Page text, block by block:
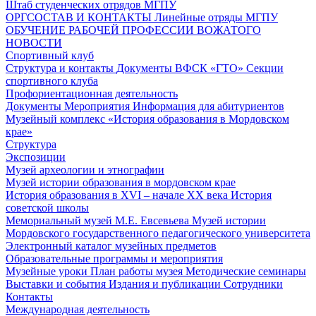
Штаб студенческих отрядов МГПУ
ОРГСОСТАВ И КОНТАКТЫ Линейные отряды МГПУ
ОБУЧЕНИЕ РАБОЧЕЙ ПРОФЕССИИ ВОЖАТОГО
НОВОСТИ
Спортивный клуб
Структура и контакты Документы ВФСК «ГТО» Секции
спортивного клуба
Профориентационная деятельность
Документы Мероприятия Информация для абитуриентов
Музейный комплекс «История образования в Мордовском
крае»
Структура
Экспозиции
Музей археологии и этнографии
Музей истории образования в мордовском крае
История образования в XVI – начале XX века История
советской школы
Мемориальный музей М.Е. Евсевьева Музей истории
Мордовского государственного педагогического университета
Электронный каталог музейных предметов
Образовательные программы и мероприятия
Музейные уроки План работы музея Методические семинары
Выставки и события Издания и публикации Сотрудники
Контакты
Международная деятельность